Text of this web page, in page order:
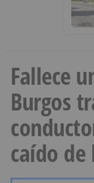
Fallece
Burgos
caído